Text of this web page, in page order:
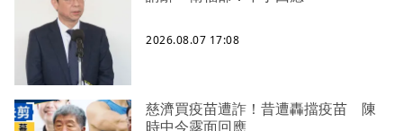
2026.08.07 17:08
慈濟買疫苗遭詐！昔遭轟擋疫苗 陳
時中今露面回應